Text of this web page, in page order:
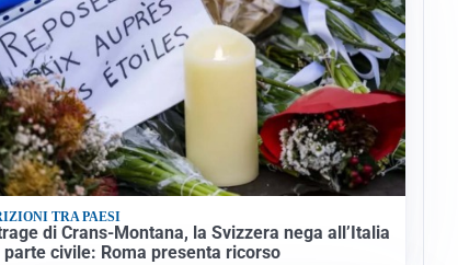
TRA PAESI
di Crans-Montana, la Svizzera nega all’Italia
parte civile: Roma presenta ricorso